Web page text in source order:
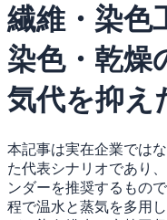
繊維・染色
染色・乾燥
気代を抑え
本記事は実在企業では
た代表シナリオであり
ンダーを推奨するもの
程で温水と蒸気を多用